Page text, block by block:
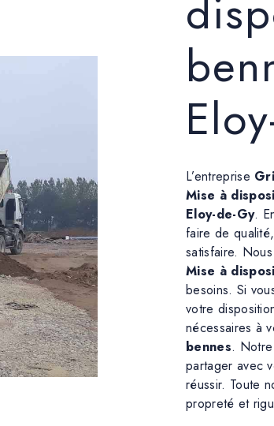
L’entreprise
Mise à
Eloy-de-Gy.
faire de
satisfaire.
Mise à
besoins. Si
votre
nécessaires à
bennes.
partager avec
réussir. Toute
propreté et